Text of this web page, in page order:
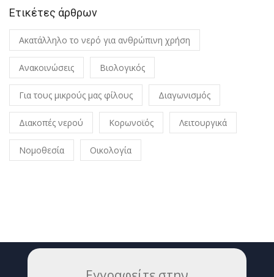
Ετικέτες άρθρων
Ακατάλληλο το νερό για ανθρώπινη χρήση
Ανακοινώσεις Βιολογικός
Για τους μικρούς μας φίλους Διαγωνισμός
Διακοπές νερού Κορωνοϊός Λειτουργικά
Νομοθεσία Οικολογία